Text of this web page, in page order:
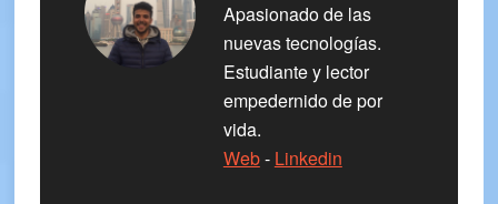
Apasionado de las
nuevas tecnologías.
Estudiante y lector
empedernido de por
vida.
Web- Linkedin